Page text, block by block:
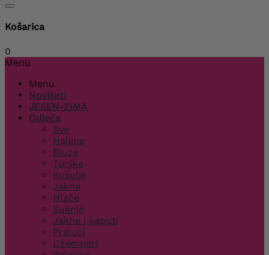
Košarica
0
Menu
Menu
Noviteti
JESEN-ZIMA
Odjeća
Sve
Haljine
Bluze
Tunike
Košulje
Jakne
Hlače
Suknje
Jakne i kaputi
Prsluci
Džemperi